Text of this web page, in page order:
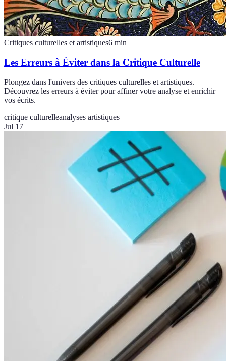
Critiques culturelles et artistiques6 min
Les Erreurs à Éviter dans la Critique Culturelle
Plongez dans l'univers des critiques culturelles et artistiques.
Découvrez les erreurs à éviter pour affiner votre analyse et enrichir
vos écrits.
critique culturelleanalyses artistiques
Jul 17